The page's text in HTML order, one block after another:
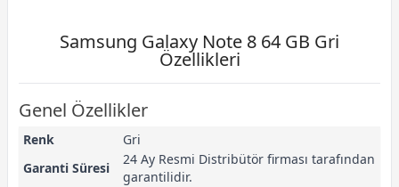
Samsung Galaxy Note 8 64 GB Gri
Özellikleri
Genel Özellikler
Renk
Gri
Garanti Süresi
24 Ay Resmi Distribütör firması tarafından
garantilidir.